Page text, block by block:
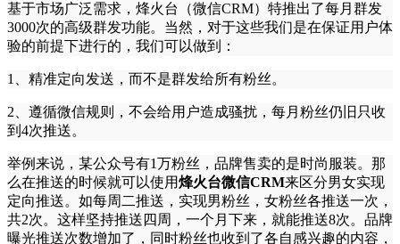
基于市场广泛需求，烽火台（微信CRM）特推出了每月群发
3000次的高级群发功能。当然，对于这些我们是在保证用户体
验的前提下进行的，我们可以做到：
1、精准定向发送，而不是群发给所有粉丝。
2、遵循微信规则，不会给用户造成骚扰，每月粉丝仍旧只收
到4次推送。
举例来说，某公众号有1万粉丝，品牌售卖的是时尚服装。那
么在推送的时候就可以使用烽火台微信CRM来区分男女实现
定向推送。如每周二推送，实现男粉丝，女粉丝各推送一次，
共2次。这样坚持推送四周，一个月下来，就能推送8次。品牌
曝光推送次数增加了，同时粉丝也收到了各自感兴趣的内容，